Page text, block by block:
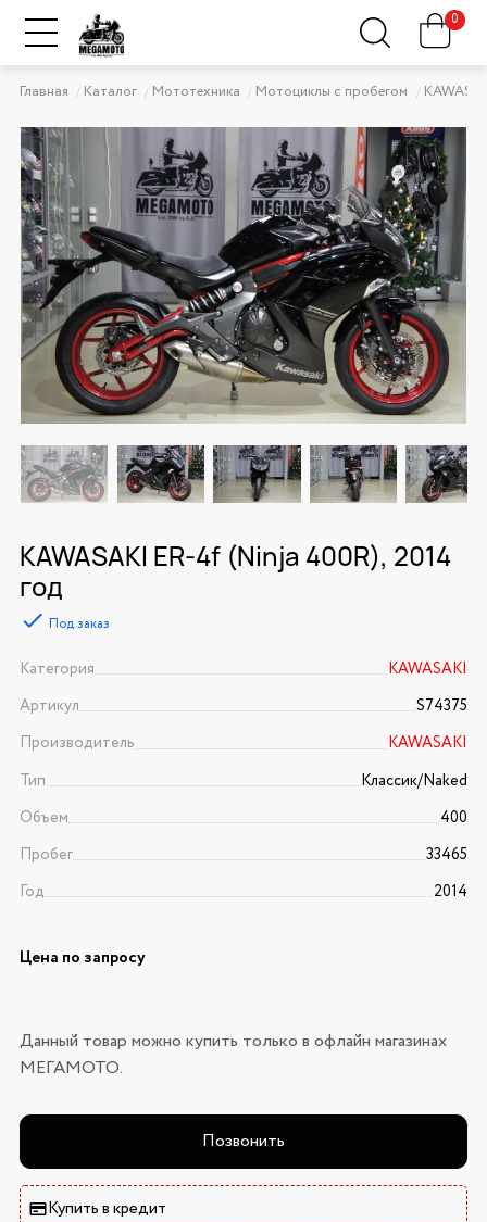
0
Главная Каталог Мототехника Мотоциклы с пробегом
KAWASAKI ER-4f (Ninja 400R), 2014
год
Под заказ
Категория
KAWASAKI
Артикул
S74375
Производитель
KAWASAKI
Тип
Классик/Naked
Объем
400
Пробег
33465
Год
2014
Цена по запросу
Данный товар можно купить только в офлайн магазинах
МЕГАМОТО.
Позвонить
Купить в кредит